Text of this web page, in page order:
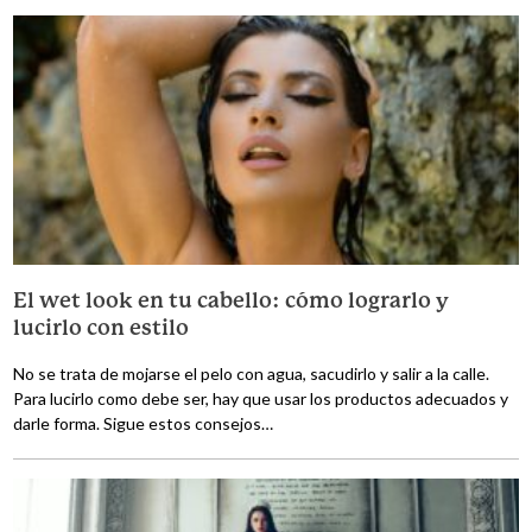
El wet look en tu cabello: cómo lograrlo y
lucirlo con estilo
No se trata de mojarse el pelo con agua, sacudirlo y salir a la calle.
Para lucirlo como debe ser, hay que usar los productos adecuados y
darle forma. Sigue estos consejos…